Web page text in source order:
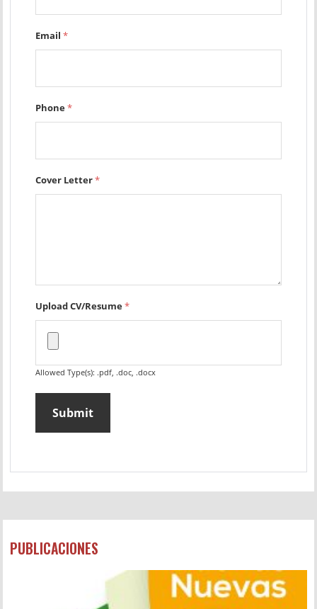
Email*
Phone*
Cover Letter*
Upload CV/Resume*
Allowed Type(s): .pdf, .doc, .docx
PUBLICACIONES